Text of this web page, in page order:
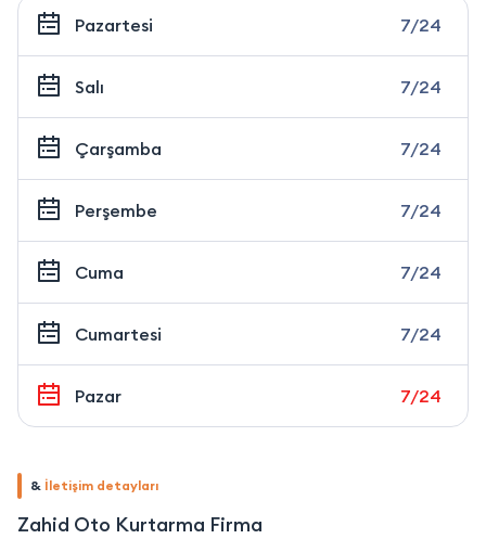
Pazartesi 7/24
Salı 7/24
Çarşamba 7/24
Perşembe 7/24
Cuma 7/24
Cumartesi 7/24
Pazar 7/24
& İletişim detayları
Zahid Oto Kurtarma Firma